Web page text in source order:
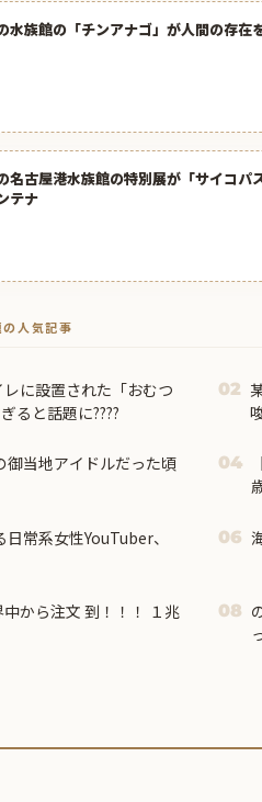
水族館の「チンアナゴ」が人間の存在
名古屋港水族館の特別展が「サイコ
テナ
人気記事
レに設置された「おむつ
ると話題に????
02
御当地アイドルだった頃
04
日常系女性YouTuber、
06
中から注文 到！！！ １兆
08